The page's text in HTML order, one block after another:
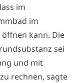
im
im
kann. Die
sei
und mit
rechnen, sagte